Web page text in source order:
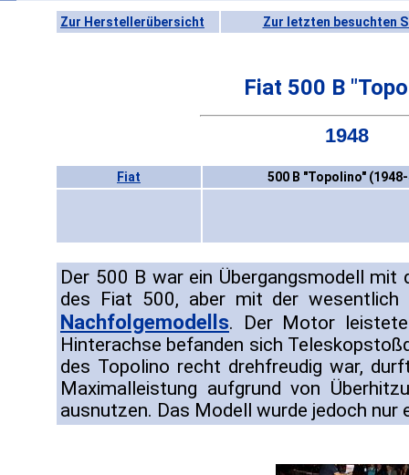
Zur Herstellerübersicht Zur letzten besuchten
Fiat 500 B
1948
Fiat 500 B "Topolino"
Der 500 B war ein Übergangsmodell mit
des Fiat 500, aber mit der wesentlich
Nachfolgemodells. Der Motor
Hinterachse befanden sich
des Topolino recht drehfreudig war,
Maximalleistung aufgrund von
ausnutzen. Das Modell wurde jedoch nur